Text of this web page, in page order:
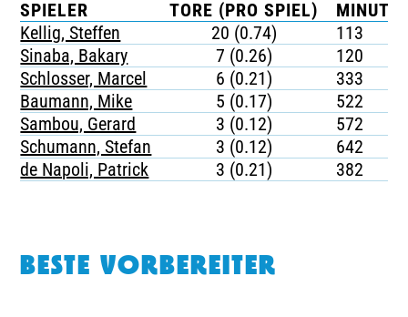
SPIELER TORE (PRO SPIEL)
Kellig, Steffen
20 (0.74)
113
Sinaba, Bakary
7 (0.26)
120
Schlosser, Marcel
6 (0.21)
333
Baumann, Mike
5 (0.17)
522
Sambou, Gerard
3 (0.12)
572
Schumann, Stefan
3 (0.12)
642
de Napoli, Patrick
3 (0.21) 382
BESTE VORBEREITER